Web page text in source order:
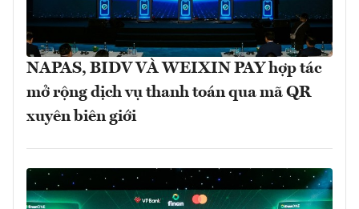
NAPAS, BIDV VÀ WEIXIN PAY hợp tác
mở rộng dịch vụ thanh toán qua mã QR
xuyên biên giới